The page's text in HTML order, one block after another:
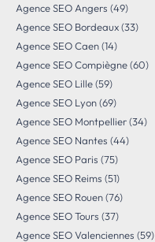
Agence SEO Angers (49)
Agence SEO Bordeaux (33)
Agence SEO Caen (14)
Agence SEO Compiègne (60)
Agence SEO Lille (59)
Agence SEO Lyon (69)
Agence SEO Montpellier (34)
Agence SEO Nantes (44)
Agence SEO Paris (75)
Agence SEO Reims (51)
Agence SEO Rouen (76)
Agence SEO Tours (37)
Agence SEO Valenciennes (59)